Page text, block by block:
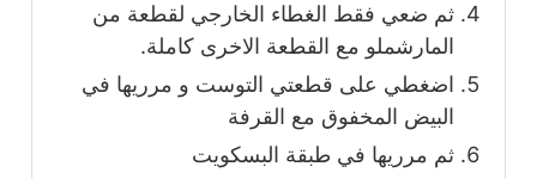
ثم ضعي فقط الغطاء الخارجي لقطعة من
المارشملو مع القطعة الاخرى كاملة.
اضغطي على قطعتي التوست و مرريها في
البيض المخفوق مع القرفة
ثم مرريها في طبقة البسكويت